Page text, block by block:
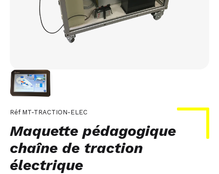
Réf MT-TRACTION-ELEC
Maquette pédagogique
chaîne de traction
électrique